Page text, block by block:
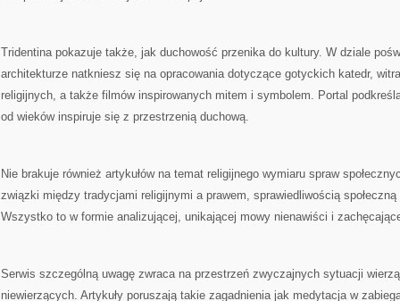
Tridentina pokazuje także, jak duchowość przenika do kultury. W dziale
architekturze natkniesz się na opracowania dotyczące gotyckich katedr,
religijnych, a także filmów inspirowanych mitem i symbolem. Portal
od wieków inspiruje się z przestrzenią duchową.
Nie brakuje również artykułów na temat religijnego wymiaru spraw
związki między tradycjami religijnymi a prawem, sprawiedliwością
Wszystko to w formie analizującej, unikającej mowy nienawiści i
Serwis szczególną uwagę zwraca na przestrzeń zwyczajnych sytuacji
niewierzących. Artykuły poruszają takie zagadnienia jak medytacja w